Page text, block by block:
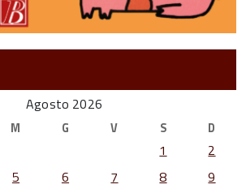
Agosto 2026
M G V S D
1
2
5 6 7 8
9